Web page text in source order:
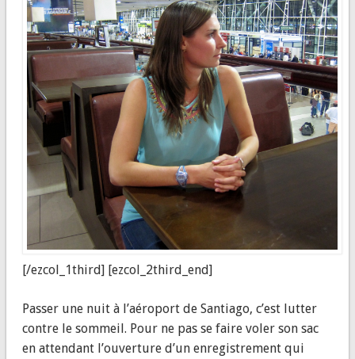
[/ezcol_1third] [ezcol_2third_end]
Passer une nuit à l’aéroport de Santiago, c’est lutter
contre le sommeil. Pour ne pas se faire voler son sac
en attendant l’ouverture d’un enregistrement qui